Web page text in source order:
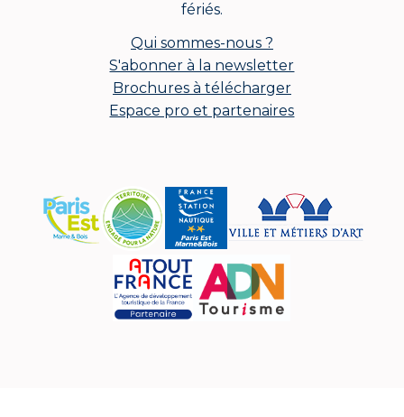
fériés.
Qui sommes-nous ?
S'abonner à la newsletter
Brochures à télécharger
Espace pro et partenaires